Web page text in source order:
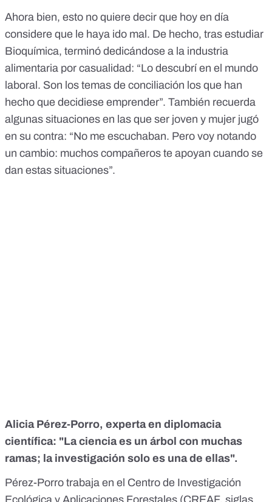
Ahora bien, esto no quiere decir que hoy en día
considere que le haya ido mal. De hecho, tras estudiar
Bioquímica, terminó dedicándose a la industria
alimentaria por casualidad: “Lo descubrí en el mundo
laboral. Son los temas de conciliación los que han
hecho que decidiese emprender”. También recuerda
algunas situaciones en las que ser joven y mujer jugó
en su contra: “No me escuchaban. Pero voy notando
un cambio: muchos compañeros te apoyan cuando se
dan estas situaciones”.
Alicia Pérez-Porro, experta en diplomacia
científica: "La ciencia es un árbol con muchas
ramas; la investigación solo es una de ellas".
Pérez-Porro trabaja en el Centro de Investigación